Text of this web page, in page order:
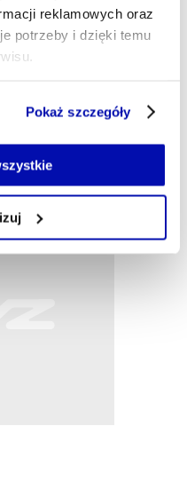
reklamowych oraz
potrzeby i dzięki temu
plików cookie,
uprawnieniami, np. we
lub po wybraniu opcji
Pokaż szczegóły